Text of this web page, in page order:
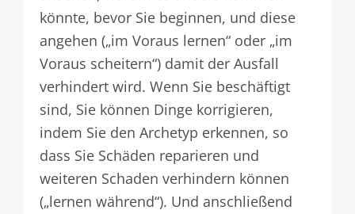
könnte, bevor Sie beginnen, und diese
angehen („im Voraus lernen“ oder „im
Voraus scheitern“) damit der Ausfall
verhindert wird. Wenn Sie beschäftigt
sind, Sie können Dinge korrigieren,
indem Sie den Archetyp erkennen, so
dass Sie Schäden reparieren und
weiteren Schaden verhindern können
(„lernen während“). Und anschließend